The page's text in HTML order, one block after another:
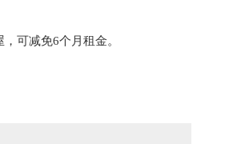
可减免6个月租金。